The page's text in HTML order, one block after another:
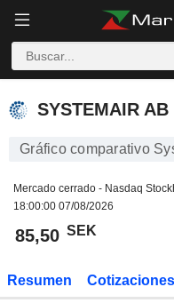
SYSTEMAIR AB
SYSTEMAIR AB
Gráfico comparativo
Mercado cerrado - Nasdaq
18:00:00 07/08/2026
85,50 SEK
Resumen Cotizaciones